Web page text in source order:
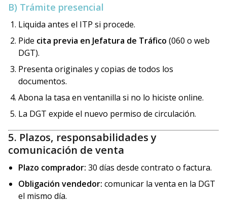
B) Trámite presencial
Liquida antes el ITP si procede.
Pide cita previa en Jefatura de Tráfico (060 o web
DGT).
Presenta originales y copias de todos los
documentos.
Abona la tasa en ventanilla si no lo hiciste online.
La DGT expide el nuevo permiso de circulación.
5. Plazos, responsabilidades y
comunicación de venta
Plazo comprador: 30 días desde contrato o factura.
Obligación vendedor: comunicar la venta en la DGT
el mismo día.